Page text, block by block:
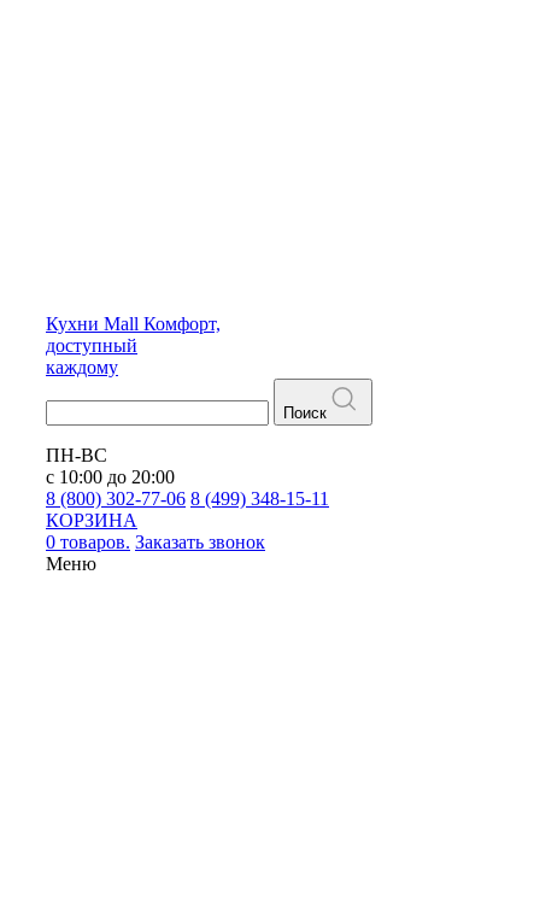
Кухни Mall Комфорт,
доступный
каждому
Поиск
ПН-ВС
с 10:00 до 20:00
8 (800) 302-77-06 8 (499) 348-15-11
КОРЗИНА
0 товаров. Заказать звонок
Меню